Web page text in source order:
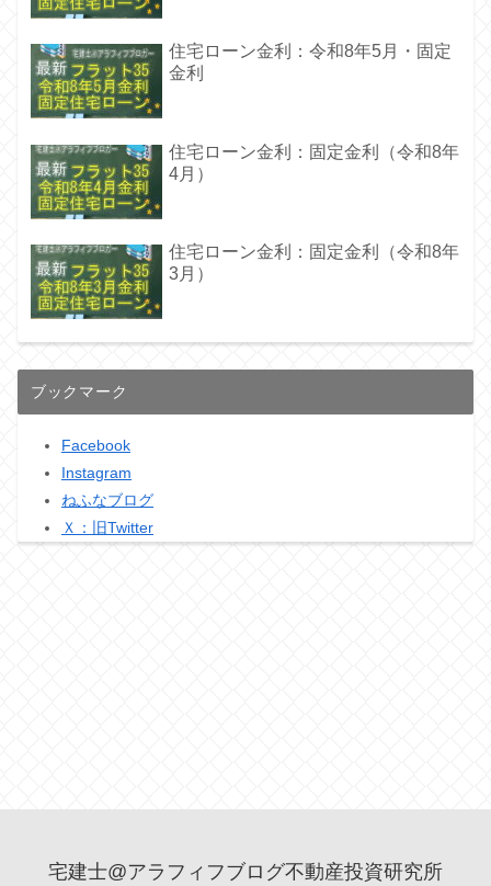
住宅ローン金利：令和8年5月・固定
金利
住宅ローン金利：固定金利（令和8年
4月）
住宅ローン金利：固定金利（令和8年
3月）
ブックマーク
Facebook
Instagram
ねふなブログ
Ｘ：旧Twitter
宅建士@アラフィフブログ不動産投資研究所